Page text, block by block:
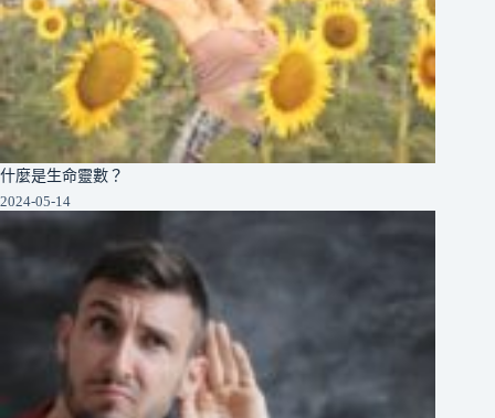
什麼是生命靈數？
2024-05-14